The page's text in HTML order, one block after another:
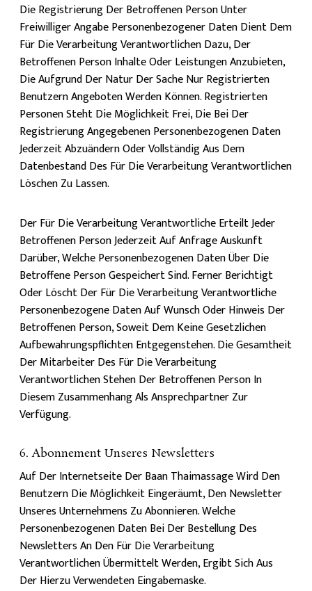
Die Registrierung Der Betroffenen Person Unter
Freiwilliger Angabe Personenbezogener Daten Dient Dem
Für Die Verarbeitung Verantwortlichen Dazu, Der
Betroffenen Person Inhalte Oder Leistungen Anzubieten,
Die Aufgrund Der Natur Der Sache Nur Registrierten
Benutzern Angeboten Werden Können. Registrierten
Personen Steht Die Möglichkeit Frei, Die Bei Der
Registrierung Angegebenen Personenbezogenen Daten
Jederzeit Abzuändern Oder Vollständig Aus Dem
Datenbestand Des Für Die Verarbeitung Verantwortlichen
Löschen Zu Lassen.
Der Für Die Verarbeitung Verantwortliche Erteilt Jeder
Betroffenen Person Jederzeit Auf Anfrage Auskunft
Darüber, Welche Personenbezogenen Daten Über Die
Betroffene Person Gespeichert Sind. Ferner Berichtigt
Oder Löscht Der Für Die Verarbeitung Verantwortliche
Personenbezogene Daten Auf Wunsch Oder Hinweis Der
Betroffenen Person, Soweit Dem Keine Gesetzlichen
Aufbewahrungspflichten Entgegenstehen. Die Gesamtheit
Der Mitarbeiter Des Für Die Verarbeitung
Verantwortlichen Stehen Der Betroffenen Person In
Diesem Zusammenhang Als Ansprechpartner Zur
Verfügung.
6. Abonnement Unseres Newsletters
Auf Der Internetseite Der Baan Thaimassage Wird Den
Benutzern Die Möglichkeit Eingeräumt, Den Newsletter
Unseres Unternehmens Zu Abonnieren. Welche
Personenbezogenen Daten Bei Der Bestellung Des
Newsletters An Den Für Die Verarbeitung
Verantwortlichen Übermittelt Werden, Ergibt Sich Aus
Der Hierzu Verwendeten Eingabemaske.